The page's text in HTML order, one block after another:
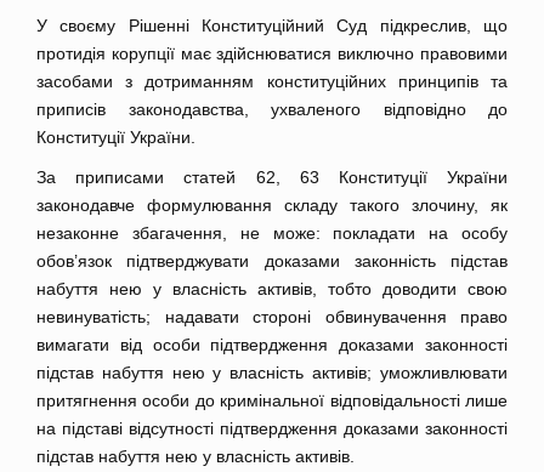
У своєму Рішенні Конституційний Суд підкреслив, що
протидія корупції має здійснюватися виключно правовими
засобами з дотриманням конституційних принципів та
приписів законодавства, ухваленого відповідно до
Конституції України.
За приписами статей 62, 63 Конституції України
законодавче формулювання складу такого злочину, як
незаконне збагачення, не може: покладати на особу
обов’язок підтверджувати доказами законність підстав
набуття нею у власність активів, тобто доводити свою
невинуватість; надавати стороні обвинувачення право
вимагати від особи підтвердження доказами законності
підстав набуття нею у власність активів; уможливлювати
притягнення особи до кримінальної відповідальності лише
на підставі відсутності підтвердження доказами законності
підстав набуття нею у власність активів.